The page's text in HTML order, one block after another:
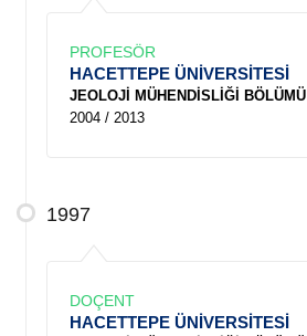
PROFESÖR
HACETTEPE ÜNİVERSİTESİ
JEOLOJİ MÜHENDİSLİĞİ BÖLÜMÜ
2004 / 2013
1997
DOÇENT
HACETTEPE ÜNİVERSİTESİ